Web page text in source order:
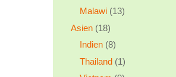
Malawi(13)
Asien(18)
Indien(8)
Thailand(1)